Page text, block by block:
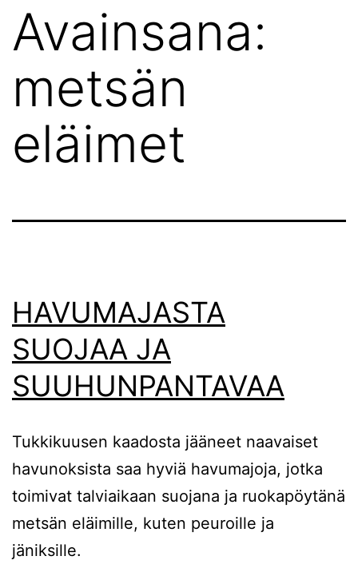
Avainsana:
metsän
eläimet
HAVUMAJASTA
SUOJAA JA
SUUHUNPANTAVAA
Tukkikuusen kaadosta jääneet naavaiset
havunoksista saa hyviä havumajoja, jotka
toimivat talviaikaan suojana ja ruokapöytänä
metsän eläimille, kuten peuroille ja
jäniksille.